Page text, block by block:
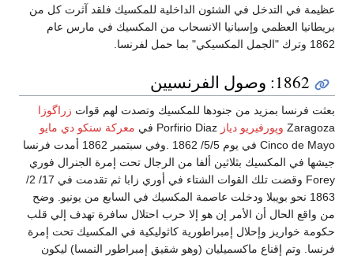
عظيمة في التدخل في الشئون الداخلية للمكسيك فلقد آثرت كل من
بريطانيا العظمي وإسبانيا الانسحاب من المكسيك في مارس عام
1862 وترك "الجمل المكسيكي" بما حمل لفرنسا.
1862: وصول الفرنسيين
بعثت فرنسا بمزيد من جنودها للمكسيك وتصدت لهم قوات زراگوزا
Zaragoza وپورفيريو دياز
معركة سنكو دي مايو
Cinco de Mayo في يوم 5/5/ 1862 .وفي سبتمبر 1862 أمدت فرنسا
جيشها في المكسيك بثلاثين ألفا من الرجال تحت إمرة الجنرال فوري
Forey وقضت تلك القوات الشتاء في أوري زابا ثم تقدمت في 17/ 2/
1863 نحو بويبلا ودخلت عاصمة المكسيك في السابع من يونيو. وضح
من واقع الحال أن الأمر إن هو إلا حرب احتلال سافرة تهدف إلي قلب
حكومة خواريز وإحلال إمبراطورية كاثوليكية في المكسيك تحت إمرة
فرنسا. وتم إقناع ماكسميليان (وهو شقيق إمبراطور النمسا) ليكون